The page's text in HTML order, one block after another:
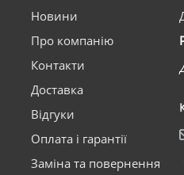
Новини
Про компанію
Контакти
Доставка
Відгуки
Оплата і гарантії
Заміна та повернення